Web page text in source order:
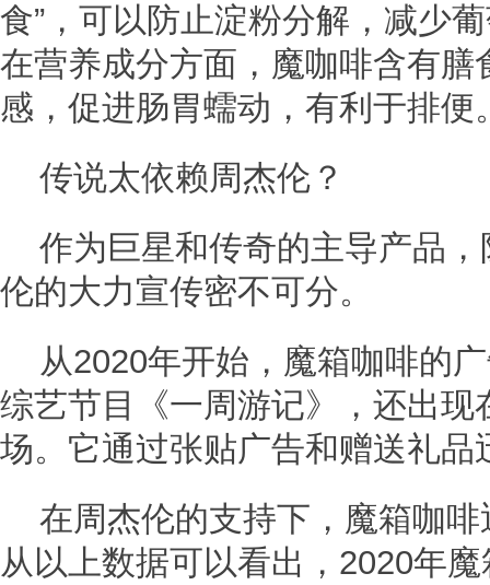
食”，可以防止淀粉分解，减少
在营养成分方面，魔咖啡含有膳
感，促进肠胃蠕动，有利于排便
传说太依赖周杰伦？
作为巨星和传奇的主导产品
伦的大力宣传密不可分。
从2020年开始，魔箱咖啡的
综艺节目《一周游记》，还出现
场。它通过张贴广告和赠送礼品
在周杰伦的支持下，魔箱咖
从以上数据可以看出，2020年